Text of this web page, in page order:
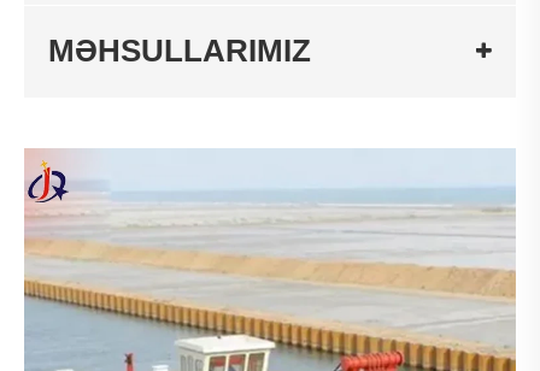
MƏHSULLARIMIZ